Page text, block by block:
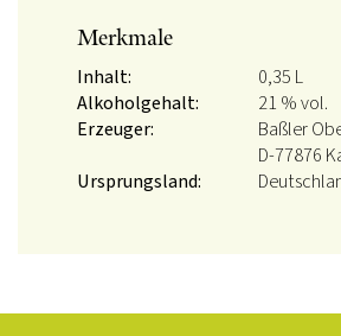
Merkmale
Inhalt:
0,35 L
Alkoholgehalt:
21 % vol.
Erzeuger:
Baßler
D-77876
Ursprungsland: